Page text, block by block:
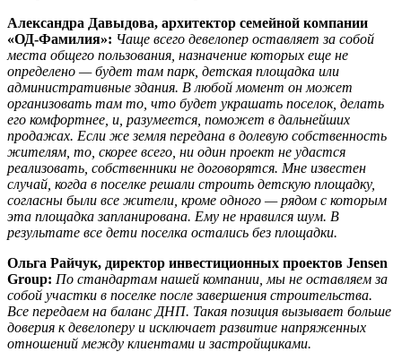
Александра Давыдова, архитектор семейной компании
«ОД-Фамилия»: Чаще всего девелопер оставляет за собой
места общего пользования, назначение которых еще не
определено — будет там парк, детская площадка или
административные здания. В любой момент он может
организовать там то, что будет украшать поселок, делать
его комфортнее, и, разумеется, поможет в дальнейших
продажах. Если же земля передана в долевую собственность
жителям, то, скорее всего, ни один проект не удастся
реализовать, собственники не договорятся. Мне известен
случай, когда в поселке решали строить детскую площадку,
согласны были все жители, кроме одного — рядом с которым
эта площадка запланирована. Ему не нравился шум. В
результате все дети поселка остались без площадки.
Ольга Райчук, директор инвестиционных проектов Jensen
Group: По стандартам нашей компании, мы не оставляем за
собой участки в поселке после завершения строительства.
Все передаем на баланс ДНП. Такая позиция вызывает больше
доверия к девелоперу и исключает развитие напряженных
отношений между клиентами и застройщиками.